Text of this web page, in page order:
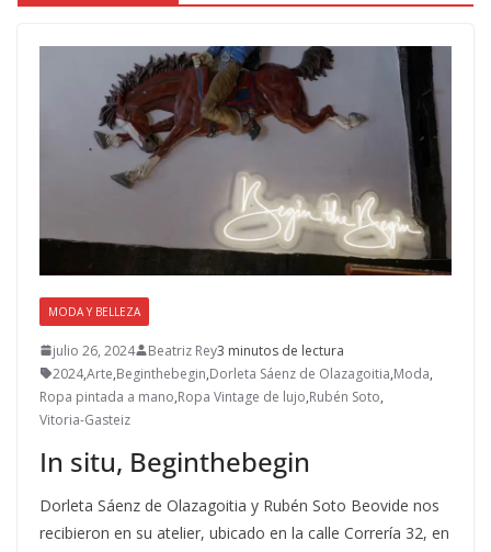
MODA Y BELLEZA
julio 26, 2024 Beatriz Rey3 minutos de lectura
2024,Arte,Beginthebegin,Dorleta Sáenz de Olazagoitia,Moda,
Ropa pintada a mano,Ropa Vintage de lujo,Rubén Soto,
Vitoria-Gasteiz
In situ, Beginthebegin
Dorleta Sáenz de Olazagoitia y Rubén Soto Beovide nos
recibieron en su atelier, ubicado en la calle Correría 32, en